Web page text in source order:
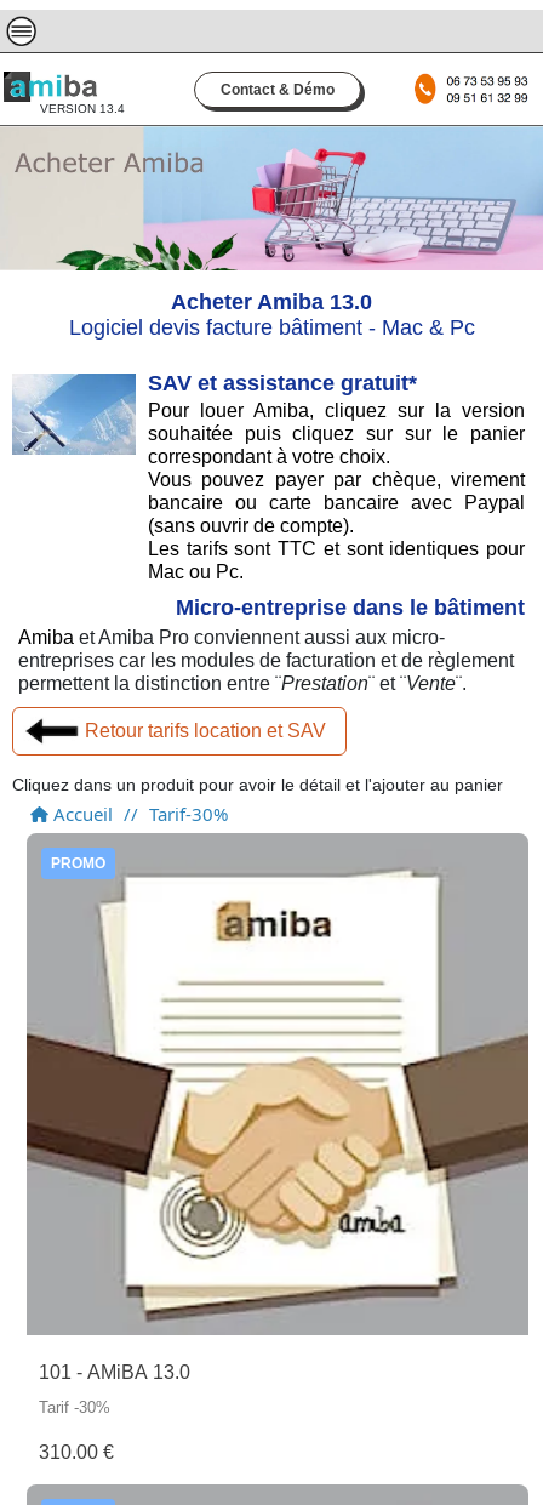
VERSION 13.4
Contact & Démo
Acheter Amiba 13.0
Logiciel devis facture bâtiment - Mac & Pc
SAV et assistance gratuit*
Pour louer Amiba, cliquez sur la version
souhaitée puis cliquez sur sur le panier
correspondant à votre choix.
Vous pouvez payer par chèque, virement
bancaire ou carte bancaire avec Paypal
(sans ouvrir de compte).
Les tarifs sont TTC et sont identiques pour
Mac ou Pc.
Micro-entreprise dans le bâtiment
Amiba et Amiba Pro conviennent aussi aux micro-
entreprises car les modules de facturation et de règlement
permettent la distinction entre ¨Prestation¨ et ¨Vente¨.
Retour tarifs location et SAV
Cliquez dans un produit pour avoir le détail et l'ajouter au panier
Accueil // Tarif-30%
PROMO
101 - AMiBA 13.0
Tarif -30%
310.00 €